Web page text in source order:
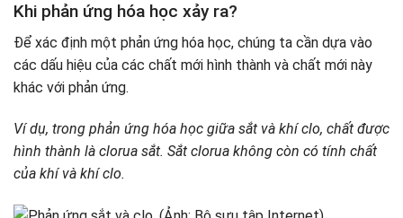
Khi phản ứng hóa học xảy ra?
Để xác định một phản ứng hóa học, chúng ta cần dựa vào
các dấu hiệu của các chất mới hình thành và chất mới này
khác với phản ứng.
Ví dụ, trong phản ứng hóa học giữa sắt và khí clo, chất được
hình thành là clorua sắt. Sắt clorua không còn có tính chất
của khí và khí clo.